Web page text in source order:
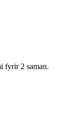
fyrir 2 saman.